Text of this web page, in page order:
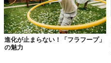
進化が止まらない！「フラフープ」
の魅力